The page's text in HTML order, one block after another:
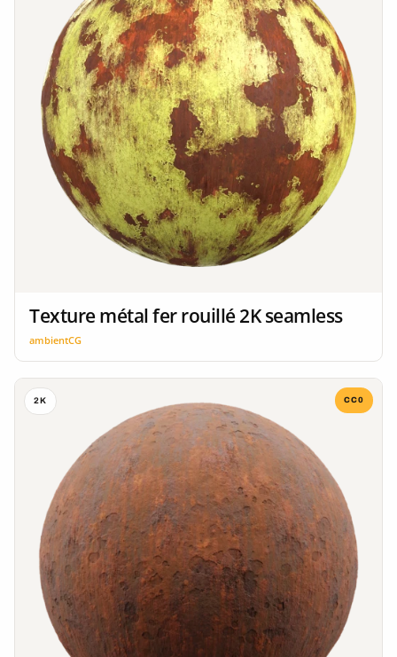
Texture métal fer rouillé 2K seamless
ambientCG
2K CC0